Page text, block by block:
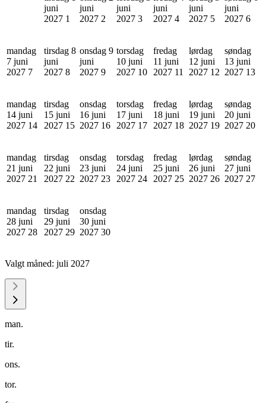
juni
2027 1
juni
2027 2
juni
2027 3
juni
2027 4
juni
2027 5
juni
2027 6
mandag
7 juni
2027 7
tirsdag 8
juni
2027 8
onsdag 9
juni
2027 9
torsdag
10 juni
2027 10
fredag
11 juni
2027 11
lørdag
12 juni
2027 12
søndag
13 juni
2027 13
mandag
14 juni
2027 14
tirsdag
15 juni
2027 15
onsdag
16 juni
2027 16
torsdag
17 juni
2027 17
fredag
18 juni
2027 18
lørdag
19 juni
2027 19
søndag
20 juni
2027 20
mandag
21 juni
2027 21
tirsdag
22 juni
2027 22
onsdag
23 juni
2027 23
torsdag
24 juni
2027 24
fredag
25 juni
2027 25
lørdag
26 juni
2027 26
søndag
27 juni
2027 27
mandag
28 juni
2027 28
tirsdag
29 juni
2027 29
onsdag
30 juni
2027 30
Valgt måned: juli 2027
man.
tir.
ons.
tor.